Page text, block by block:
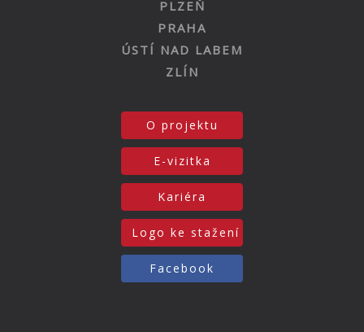
PLZEŇ
PRAHA
ÚSTÍ NAD LABEM
ZLÍN
O projektu
E-vizitka
Kariéra
Logo ke stažení
Facebook